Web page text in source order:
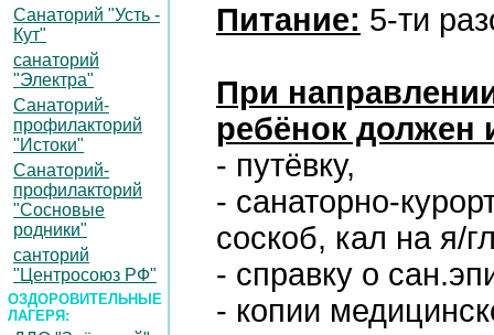
Питание: 5-ти
При
ребёнок должен
- путёвку,
- санаторно-
соскоб, кал на я/
- справку о
- копии
Санаторий "Усть -
Кут"
санаторий
"Электра"
Санаторий-
профилакторий
"Истоки"
Санаторий-
профилакторий
"Сосновые
родники"
санторий
"Центросоюз РФ"
ОЗДОРОВИТЕЛЬНЫЕ
ЛАГЕРЯ: